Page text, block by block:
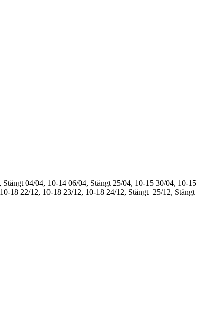
Stängt 04/04, 10-14 06/04, Stängt 25/04, 10-15 30/04, 10-15
18 22/12, 10-18 23/12, 10-18 24/12, Stängt 25/12, Stängt